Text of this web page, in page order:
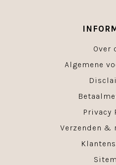
Over
Algemene
Privacy
Verzenden &